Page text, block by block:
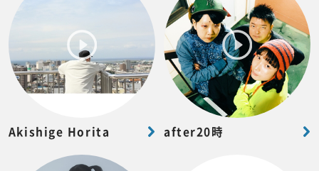
Akishige Horita after20時